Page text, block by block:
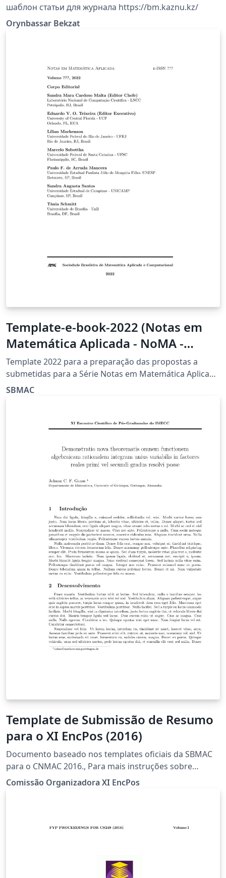
шаблон статьи для журнала https://bm.kaznu.kz/
Orynbassar Bekzat
Template-e-book-2022 (Notas em
Matemática Aplicada - NoMA -
SBMAC)
Template 2022 para a preparação das propostas a
submetidas para a Série Notas em Matemática Aplicada
(NoMA) da Sociedade Brasileira de Matemática Aplicada
SBMAC
Template de Submissão de Resumo
para o XI EncPos (2016)
Documento baseado nos templates oficiais da SBMAC
para o CNMAC 2016., Para mais instruções sobre
figuras, tabelas e equações, baixe o arquivo disponível
em http://www.cnmac.org.br/Template-Categoria_3-
Comissão Organizadora XI EncPos